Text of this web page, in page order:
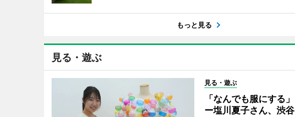
もっと見る
見る・遊ぶ
見る・遊ぶ
「なんでも服にする
ー塩川夏子さん、渋